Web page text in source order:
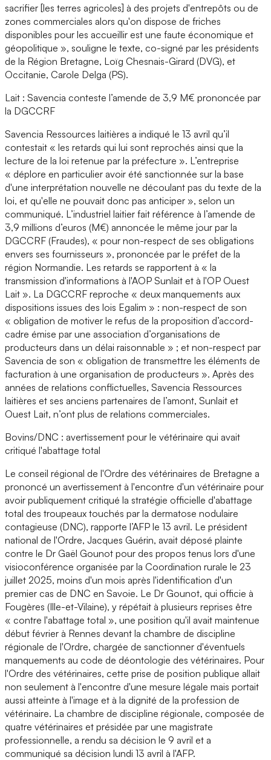
sacrifier [les terres agricoles] à des projets d'entrepôts ou de
zones commerciales alors qu'on dispose de friches
disponibles pour les accueillir est une faute économique et
géopolitique », souligne le texte, co-signé par les présidents
de la Région Bretagne, Loïg Chesnais-Girard (DVG), et
Occitanie, Carole Delga (PS).
Lait : Savencia conteste l’amende de 3,9 M€ prononcée par
la DGCCRF
Savencia Ressources laitières a indiqué le 13 avril qu’il
contestait « les retards qui lui sont reprochés ainsi que la
lecture de la loi retenue par la préfecture ». L’entreprise
« déplore en particulier avoir été sanctionnée sur la base
d'une interprétation nouvelle ne découlant pas du texte de la
loi, et qu'elle ne pouvait donc pas anticiper », selon un
communiqué. L’industriel laitier fait référence à l’amende de
3,9 millions d’euros (M€) annoncée le même jour par la
DGCCRF (Fraudes), « pour non-respect de ses obligations
envers ses fournisseurs », prononcée par le préfet de la
région Normandie. Les retards se rapportent à « la
transmission d'informations à l'AOP Sunlait et à l'OP Ouest
Lait ». La DGCCRF reproche « deux manquements aux
dispositions issues des lois Egalim » : non-respect de son
« obligation de motiver le refus de la proposition d’accord-
cadre émise par une association d’organisations de
producteurs dans un délai raisonnable » ; et non-respect par
Savencia de son « obligation de transmettre les éléments de
facturation à une organisation de producteurs ». Après des
années de relations conflictuelles, Savencia Ressources
laitières et ses anciens partenaires de l’amont, Sunlait et
Ouest Lait, n’ont plus de relations commerciales.
Bovins/DNC : avertissement pour le vétérinaire qui avait
critiqué l'abattage total
Le conseil régional de l'Ordre des vétérinaires de Bretagne a
prononcé un avertissement à l'encontre d'un vétérinaire pour
avoir publiquement critiqué la stratégie officielle d'abattage
total des troupeaux touchés par la dermatose nodulaire
contagieuse (DNC), rapporte l’AFP le 13 avril. Le président
national de l'Ordre, Jacques Guérin, avait déposé plainte
contre le Dr Gaël Gounot pour des propos tenus lors d'une
visioconférence organisée par la Coordination rurale le 23
juillet 2025, moins d'un mois après l'identification d'un
premier cas de DNC en Savoie. Le Dr Gounot, qui officie à
Fougères (Ille-et-Vilaine), y répétait à plusieurs reprises être
« contre l'abattage total », une position qu'il avait maintenue
début février à Rennes devant la chambre de discipline
régionale de l'Ordre, chargée de sanctionner d'éventuels
manquements au code de déontologie des vétérinaires. Pour
l'Ordre des vétérinaires, cette prise de position publique allait
non seulement à l'encontre d'une mesure légale mais portait
aussi atteinte à l'image et à la dignité de la profession de
vétérinaire. La chambre de discipline régionale, composée de
quatre vétérinaires et présidée par une magistrate
professionnelle, a rendu sa décision le 9 avril et a
communiqué sa décision lundi 13 avril à l'AFP.